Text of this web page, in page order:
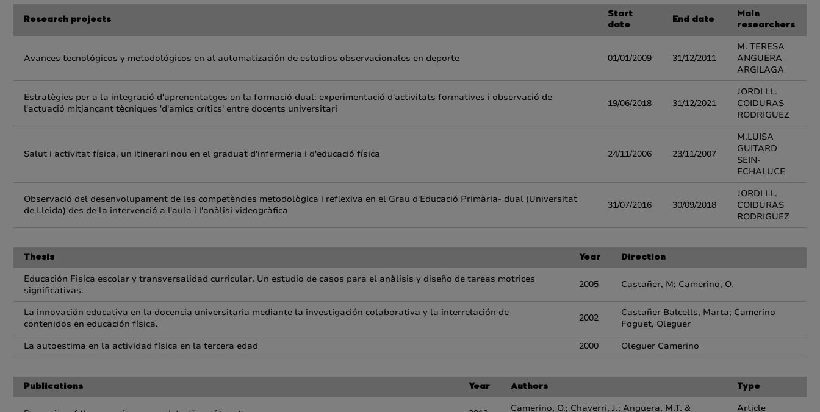
Research projects
Start
date
End date
Main
researchers
Avances tecnológicos y metodológicos en al automatización de estudios observacionales en deporte 01/01/2009 31/12/2011
M. TERESA
ANGUERA
ARGILAGA
Estratègies per a la integració d'aprenentatges en la formació dual: experimentació d'activitats formatives i observació de
l'actuació mitjançant tècniques 'd'amics crítics' entre docents universitari
19/06/2018 31/12/2021
JORDI LL.
COIDURAS
RODRIGUEZ
Salut i activitat física, un itinerari nou en el graduat d'infermeria i d'educació física 24/11/2006 23/11/2007
M.LUISA
GUITARD
SEIN-
ECHALUCE
Observació del desenvolupament de les competències metodològica i reflexiva en el Grau d'Educació Primària- dual (Universitat
de Lleida) des de la intervenció a l'aula i l'anàlisi videogràfica
31/07/2016 30/09/2018
JORDI LL.
COIDURAS
RODRIGUEZ
Thesis Year Direction
Educación Fisica escolar y transversalidad curricular. Un estudio de casos para el anàlisis y diseño de tareas motrices
significativas.
2005 Castañer, M; Camerino, O.
La innovación educativa en la docencia universitaria mediante la investigación colaborativa y la interrelación de
contenidos en educación física.
2002
Castañer Balcells, Marta; Camerino
Foguet, Oleguer
La autoestima en la actividad física en la tercera edad
2000 Oleguer Camerino
Publications Year Authors Type
Camerino, O.; Chaverri, J.; Anguera, M.T. &
Article